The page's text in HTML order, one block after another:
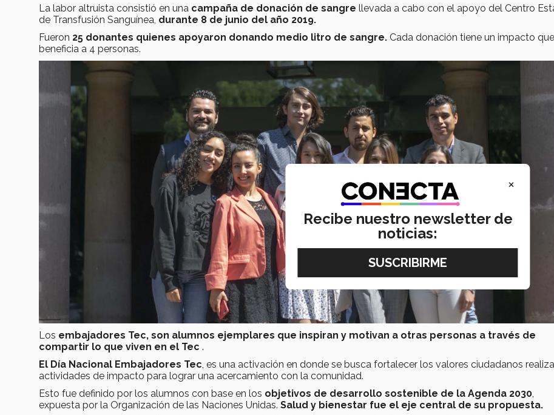
La labor altruista consistió en una campaña de donación de sangre llevada a cabo con el apoyo del Centro
de Transfusión Sanguínea, durante 8 de junio del año 2019.
Fueron 25 donantes quienes apoyaron donando medio litro de sangre. Cada donación tiene un impacto que
beneficia a 4 personas.
Los embajadores Tec, son alumnos ejemplares que inspiran y motivan a otras personas a través de
compartir lo que viven en el Tec .
El Día Nacional Embajadores Tec, es una activación en donde se busca fortalecer los valores ciudadanos
actividades de impacto para lograr una acercamiento con la comunidad.
Esto fue definido por los alumnos con base en los objetivos de desarrollo sostenible de la Agenda 2030,
expuesta por la Organización de las Naciones Unidas. Salud y bienestar fue el eje central de su propuesta.
×
Recibe nuestro newsletter de
noticias: